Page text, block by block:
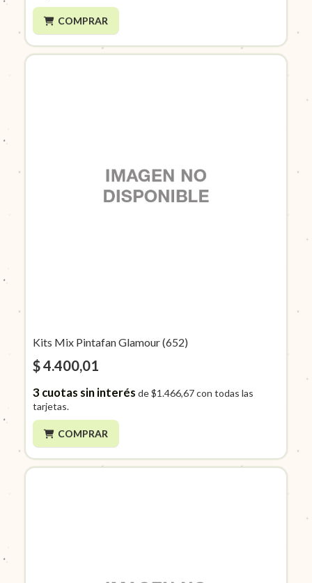
COMPRAR
Kits Mix Pintafan Glamour (652)
$ 4.400,01
3cuotas sin interés de$1.466,67con todas las
tarjetas.
COMPRAR